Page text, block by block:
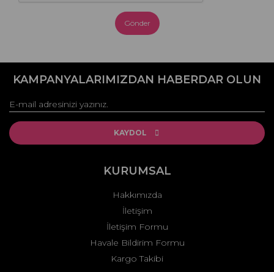
Gönder
KAMPANYALARIMIZDAN HABERDAR OLUN
KAYDOL
KURUMSAL
Hakkımızda
İletişim
İletişim Formu
Havale Bildirim Formu
Kargo Takibi